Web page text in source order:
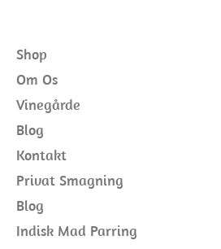
Shop
Om Os
Vinegårde
Blog
Kontakt
Privat Smagning
Blog
Indisk Mad Parring